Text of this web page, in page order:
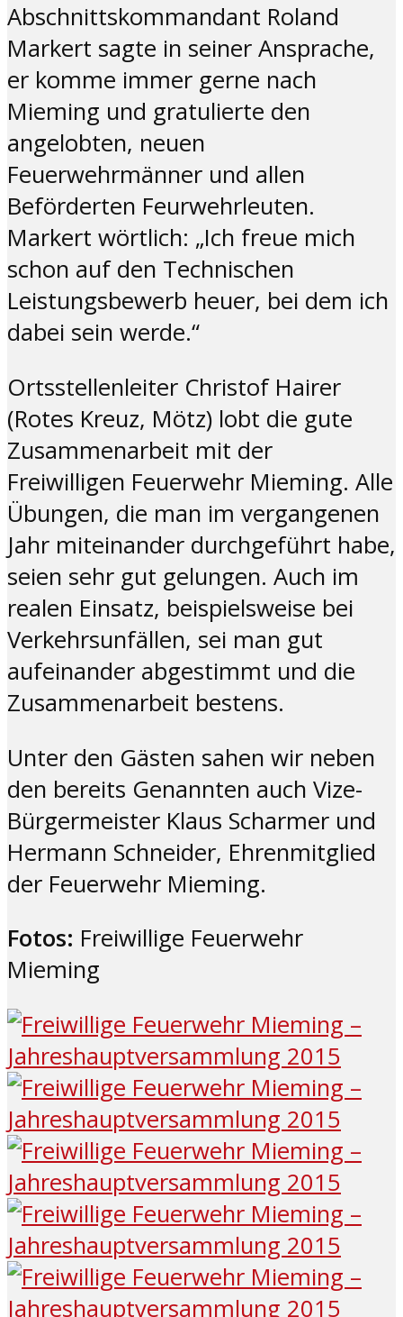
Abschnittskommandant Roland
Markert sagte in seiner Ansprache,
er komme immer gerne nach
Mieming und gratulierte den
angelobten, neuen
Feuerwehrmänner und allen
Beförderten Feurwehrleuten.
Markert wörtlich: „Ich freue mich
schon auf den Technischen
Leistungsbewerb heuer, bei dem ich
dabei sein werde.“
Ortsstellenleiter Christof Hairer
(Rotes Kreuz, Mötz) lobt die gute
Zusammenarbeit mit der
Freiwilligen Feuerwehr Mieming. Alle
Übungen, die man im vergangenen
Jahr miteinander durchgeführt habe,
seien sehr gut gelungen. Auch im
realen Einsatz, beispielsweise bei
Verkehrsunfällen, sei man gut
aufeinander abgestimmt und die
Zusammenarbeit bestens.
Unter den Gästen sahen wir neben
den bereits Genannten auch Vize-
Bürgermeister Klaus Scharmer und
Hermann Schneider, Ehrenmitglied
der Feuerwehr Mieming.
Fotos: Freiwillige Feuerwehr
Mieming